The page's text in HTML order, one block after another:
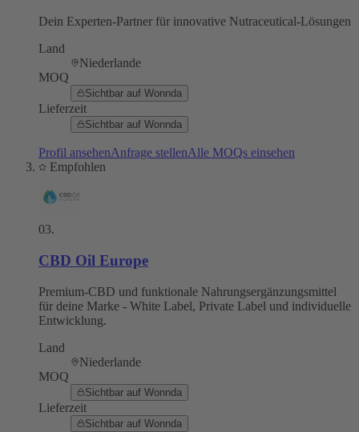
Dein Experten-Partner für innovative Nutraceutical-Lösungen
Land
Niederlande
MOQ
Sichtbar auf Wonnda
Lieferzeit
Sichtbar auf Wonnda
Profil ansehenAnfrage stellenAlle MOQs einsehen
Empfohlen
03.
CBD Oil Europe
Premium-CBD und funktionale Nahrungsergänzungsmittel
für deine Marke - White Label, Private Label und individuelle
Entwicklung.
Land
Niederlande
MOQ
Sichtbar auf Wonnda
Lieferzeit
Sichtbar auf Wonnda